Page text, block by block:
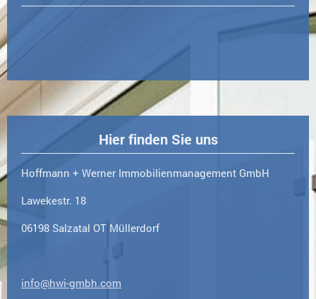
Hier finden Sie uns
Hoffmann + Werner Immobilienmanagement GmbH
Lawekestr. 18
06198 Salzatal OT Müllerdorf
info@hwi-gmbh.com